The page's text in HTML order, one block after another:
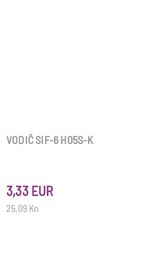
VODIČ SiF-6 H05S-K
25,09 Kn
3,33 EUR